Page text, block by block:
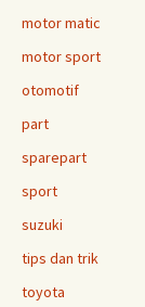
motor matic
motor sport
otomotif
part
sparepart
sport
suzuki
tips dan trik
toyota